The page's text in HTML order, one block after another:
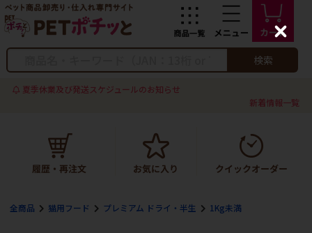
検索
夏季休業及び発送スケジュールのお知らせ
新着情報一覧
全商品 猫用フード プレミアム ドライ・半生 1Kg未満
C
l
s